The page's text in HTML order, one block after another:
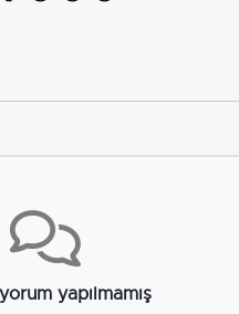
yapılmamış